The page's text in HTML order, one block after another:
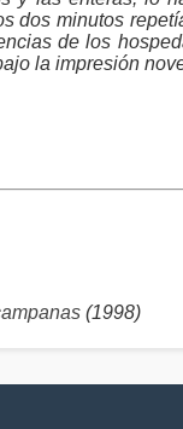
minutos
de los
la impresión
(1998)